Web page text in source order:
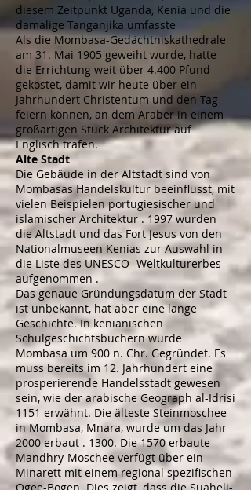
diesem Zeitpunkt Uganda, Kenia und die
damalige Tanganjika umfasste
Als die Mombasa-Gedächtniskathedrale
am 31. Mai 1905 geweiht wurde, hatte
die Errichtung weit über 4.400 Pfund
gekostet, damit wir heute über ein
Jahrhundert Christentum und den Tag
feiern können, an dem Araber in einem
großartigen Stück Architektur auf
Englisch trafen.
Alte Stadt
Die Gebäude in der Altstadt sind von
Mombasas Handelskultur beeinflusst, mit
vielen Beispielenportugiesischerund
islamischer Architektur. 1997 wurden
die Altstadt und das Fort Jesusvon den
Nationalmuseen Kenias zur Auswahl in
die Liste des UNESCO -Weltkulturerbes
aufgenommen.
Das genaue Gründungsdatum der Stadt
ist unbekannt, hat aber eine lange
Geschichte. In kenianischen
Schulgeschichtsbüchern wurde
Mombasa um 900 n. Chr. Gegründet. Es
muss bereits im 12. Jahrhundert eine
prosperierende Handelsstadt gewesen
sein, wie der arabische Geograph al-Idrisi
1151 erwähnt. Die älteste Steinmoschee
in Mombasa, Mnara, wurde um das Jahr
2000 erbaut . 1300. Die 1570 erbaute
Mandhry-Moschee verfügt über ein
Minarett mit einem regional spezifischen